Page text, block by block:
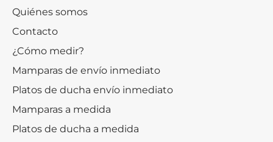
abatible
Es la opción más vendida dentro de las mamparas de
ducha abatibles.
Combina un panel fijo con una puerta abatible
aporta:
Mayor estabilidad estructural
Mejor estanqueidad
Quiénes somos
Contacto
¿Cómo medir?
Mamparas de envío inmediato
Platos de ducha envío inmediato
Mamparas a medida
Platos de ducha a medida